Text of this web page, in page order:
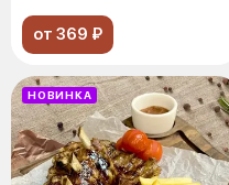
от 369 ₽
НОВИНКА